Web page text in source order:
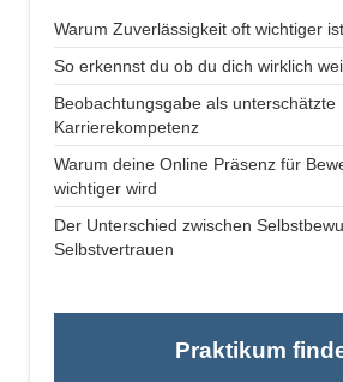
Warum Zuverlässigkeit oft wichtiger
So erkennst du ob du dich wirklich
Beobachtungsgabe als unterschätzte
Karrierekompetenz
Warum deine Online Präsenz für
wichtiger wird
Der Unterschied zwischen
Selbstvertrauen
Praktikum